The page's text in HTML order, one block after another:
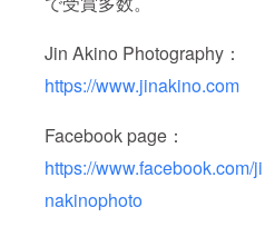
Jin Akino Photography：
https://www.jinakino.com
Facebook page：
https://www.facebook.com/ji
nakinophoto